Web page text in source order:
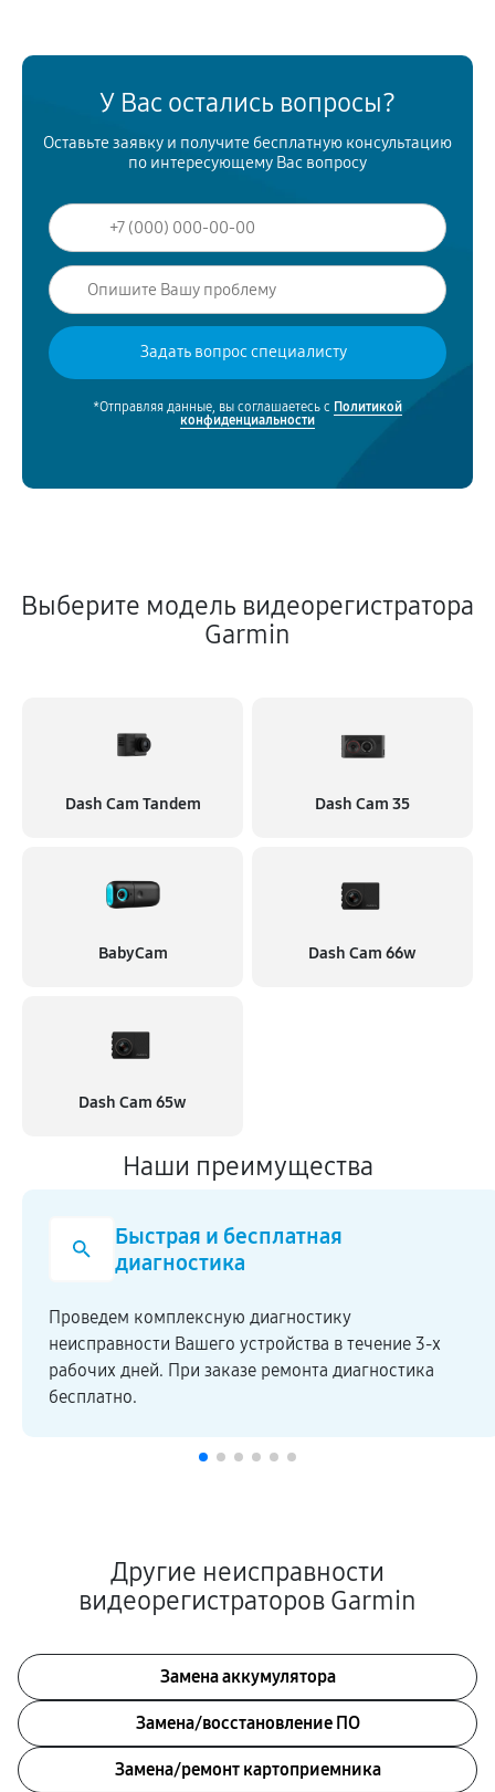
У Вас остались вопросы?
Оставьте заявку и получите бесплатную консультацию
по интересующему Вас вопросу
*Отправляя данные, вы соглашаетесь с Политикой
конфиденциальности
Выберите модель видеорегистратора
Garmin
Dash Cam Tandem Dash Cam 35
BabyCam Dash Cam 66w
Dash Cam 65w
Наши преимущества
Быстрая и бесплатная
диагностика
Проведем комплексную диагностику
неисправности Вашего устройства в течение 3-х
рабочих дней. При заказе ремонта диагностика
бесплатно.
Другие неисправности
видеорегистраторов Garmin
Замена аккумулятора
Замена/восстановление ПО
Замена/ремонт картоприемника